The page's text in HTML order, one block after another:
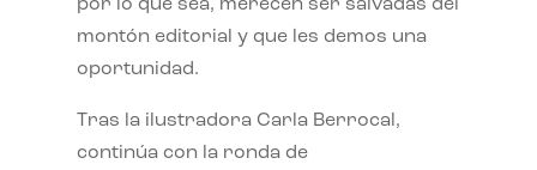
por lo que sea, merecen ser salvadas del
montón editorial y que les demos una
oportunidad.
Tras la ilustradora Carla Berrocal,
continúa con la ronda de